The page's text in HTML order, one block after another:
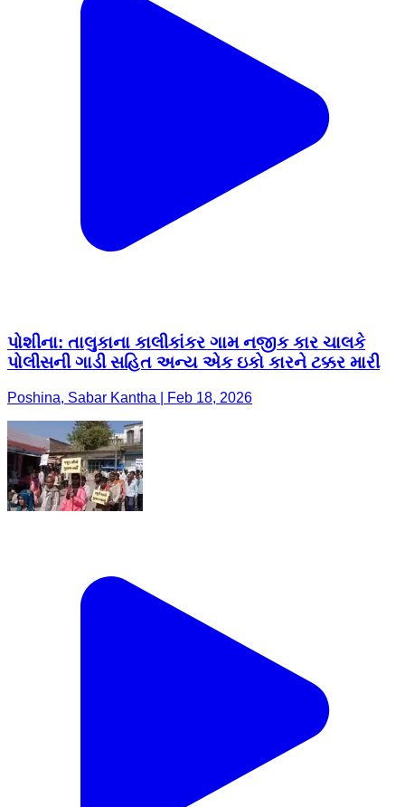
પોશીના: તાલુકાના કાલીકાંકર ગામ નજીક કાર ચાલકે
પોલીસની ગાડી સહિત અન્ય એક ઇકો કારને ટક્કર મારી
Poshina, Sabar Kantha | Feb 18, 2026